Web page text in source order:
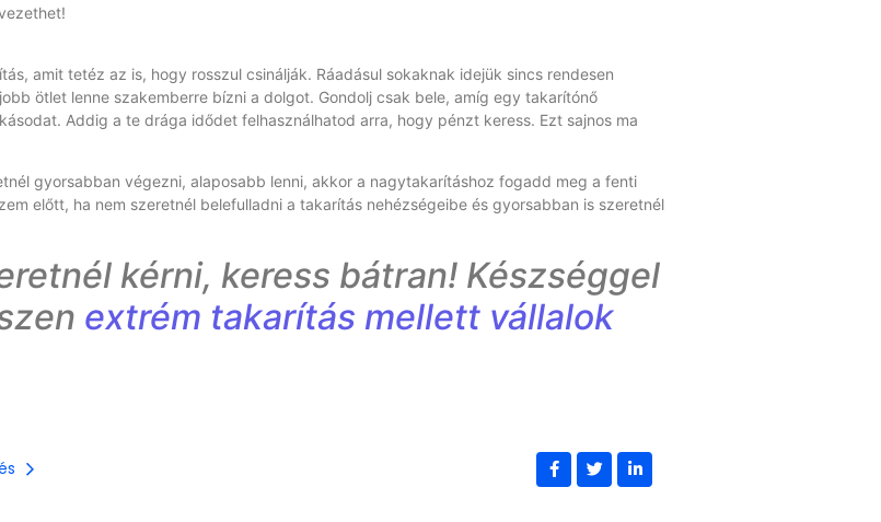
amit tetéz az is, hogy rosszul csinálják. Ráadásul sokaknak idejük sincs rendesen
ötlet lenne szakemberre bízni a dolgot. Gondolj csak bele, amíg egy takarítónő
Addig a te drága idődet felhasználhatod arra, hogy pénzt keress. Ezt sajnos ma
gyorsabban végezni, alaposabb lenni, akkor a nagytakarításhoz fogadd meg a fenti
előtt, ha nem szeretnél belefulladni a takarítás nehézségeibe és gyorsabban is szeretnél
kérni, keress bátran! Készséggel
extrém takarítás mellett vállalok